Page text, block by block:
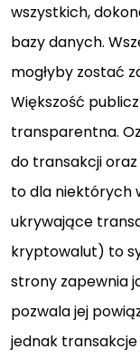
wszystkich,
bazy danych.
mogłyby zostać
Większość
transparentna.
do transakcji
to dla niektórych
ukrywające
kryptowalut) to
strony zapewnia
pozwala jej
jednak transakcje